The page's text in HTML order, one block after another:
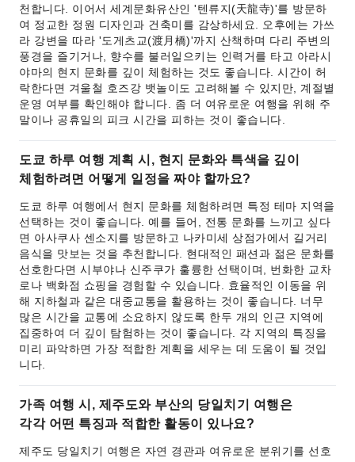
천합니다. 이어서 세계문화유산인 '텐류지(天龍寺)'를 방문하
여 정교한 정원 디자인과 건축미를 감상하세요. 오후에는 가쓰
라 강변을 따라 '도게츠교(渡月橋)'까지 산책하며 다리 주변의
풍경을 즐기거나, 향수를 불러일으키는 인력거를 타고 아라시
야마의 현지 문화를 깊이 체험하는 것도 좋습니다. 시간이 허
락한다면 겨울철 호즈강 뱃놀이도 고려해볼 수 있지만, 계절별
운영 여부를 확인해야 합니다. 좀 더 여유로운 여행을 위해 주
말이나 공휴일의 피크 시간을 피하는 것이 좋습니다.
도쿄 하루 여행 계획 시, 현지 문화와 특색을 깊이
체험하려면 어떻게 일정을 짜야 할까요?
도쿄 하루 여행에서 현지 문화를 체험하려면 특정 테마 지역을
선택하는 것이 좋습니다. 예를 들어, 전통 문화를 느끼고 싶다
면 아사쿠사 센소지를 방문하고 나카미세 상점가에서 길거리
음식을 맛보는 것을 추천합니다. 현대적인 패션과 젊은 문화를
선호한다면 시부야나 신주쿠가 훌륭한 선택이며, 번화한 교차
로나 백화점 쇼핑을 경험할 수 있습니다. 효율적인 이동을 위
해 지하철과 같은 대중교통을 활용하는 것이 좋습니다. 너무
많은 시간을 교통에 소요하지 않도록 한두 개의 인근 지역에
집중하여 더 깊이 탐험하는 것이 좋습니다. 각 지역의 특징을
미리 파악하면 가장 적합한 계획을 세우는 데 도움이 될 것입
니다.
가족 여행 시, 제주도와 부산의 당일치기 여행은
각각 어떤 특징과 적합한 활동이 있나요?
제주도 당일치기 여행은 자연 경관과 여유로운 분위기를 선호